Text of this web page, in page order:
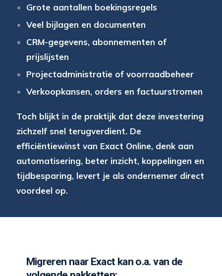
Grote aantallen boekingsregels
Veel bijlagen en documenten
CRM-gegevens, abonnementen of
prijslijsten
Projectadministratie of voorraadbeheer
Verkoopkansen, orders en factuurstromen
Toch blijkt in de praktijk dat deze investering
zichzelf snel terugverdient. De
efficiëntiewinst van Exact Online, denk aan
automatisering, beter inzicht, koppelingen en
tijdbesparing, levert je als ondernemer direct
voordeel op.
Migreren naar Exact kan o.a. van de